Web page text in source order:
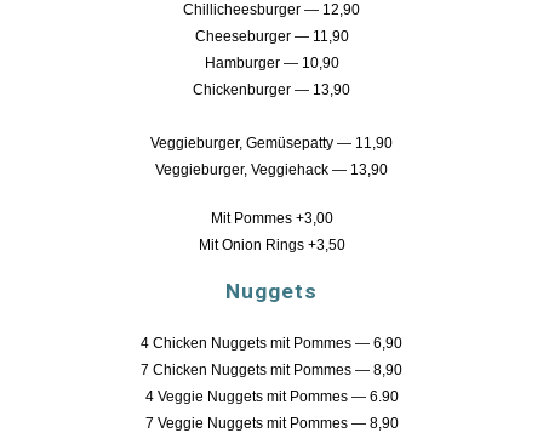
Chillicheesburger — 12,90
Cheeseburger — 11,90
Hamburger — 10,90
Chickenburger — 13,90
Veggieburger, Gemüsepatty — 11,90
Veggieburger, Veggiehack — 13,90
Mit Pommes +3,00
Mit Onion Rings +3,50
Nuggets
4 Chicken Nuggets mit Pommes — 6,90
7 Chicken Nuggets mit Pommes — 8,90
4 Veggie Nuggets mit Pommes — 6.90
7 Veggie Nuggets mit Pommes — 8,90